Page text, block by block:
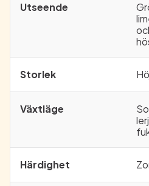
Utseende
Storlek
Växtläge
Härdighet